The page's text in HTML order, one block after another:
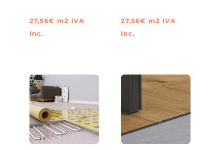
27,56€ m2 IVA
Inc.
27,56€ m2 IVA
Inc.